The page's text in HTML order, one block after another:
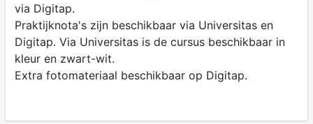
via Digitap.
Praktijknota's zijn beschikbaar via Universitas en
Digitap. Via Universitas is de cursus beschikbaar in
kleur en zwart-wit.
Extra fotomateriaal beschikbaar op Digitap.